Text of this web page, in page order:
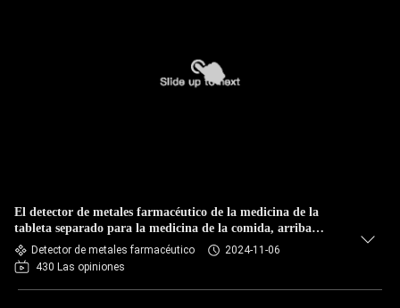
El detector de metales farmacéutico de la medicina de la
tableta separado para la medicina de la comida, arriba
detecta sensibilidad
Detector de metales farmacéutico
2024-11-06
430 Las opiniones